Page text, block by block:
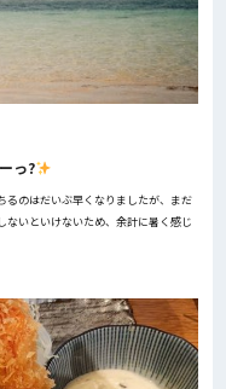
っ?
るのはだいぶ早くなりましたが、まだ
ないといけないため、余計に暑く感じ